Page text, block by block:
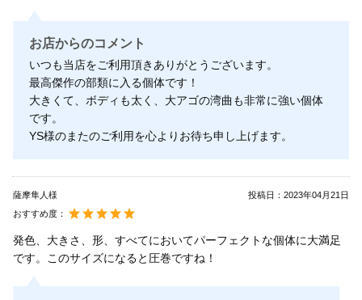
お店からのコメント
いつも当店をご利用頂きありがとうございます。
最高傑作の部類に入る個体です！
大きくて、ボディも太く、大アゴの湾曲も非常に強い個体
です。
YS様のまたのご利用を心よりお待ち申し上げます。
薩摩隼人様 投稿日： 2023年04月21日
おすすめ度：
発色、大きさ、形、すべてにおいてパーフェクトな個体に大満足
です。このサイズになると圧巻ですね！